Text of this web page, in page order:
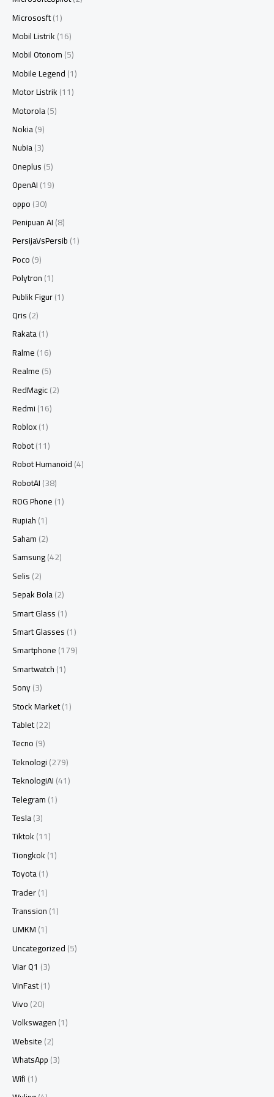
Micrososft(1)
Mobil Listrik(16)
Mobil Otonom(5)
Mobile Legend(1)
Motor Listrik(11)
Motorola(5)
Nokia(9)
Nubia(3)
Oneplus(5)
OpenAI(19)
oppo(30)
Penipuan AI(8)
PersijaVsPersib(1)
Poco(9)
Polytron(1)
Publik Figur(1)
Qris(2)
Rakata(1)
Ralme(16)
Realme(5)
RedMagic(2)
Redmi(16)
Roblox(1)
Robot(11)
Robot Humanoid(4)
RobotAI(38)
ROG Phone(1)
Rupiah(1)
Saham(2)
Samsung(42)
Selis(2)
Sepak Bola(2)
Smart Glass(1)
Smart Glasses(1)
Smartphone(179)
Smartwatch(1)
Sony(3)
Stock Market(1)
Tablet(22)
Tecno(9)
Teknologi(279)
TeknologiAI(41)
Telegram(1)
Tesla(3)
Tiktok(11)
Tiongkok(1)
Toyota(1)
Trader(1)
Transsion(1)
UMKM(1)
Uncategorized(5)
Viar Q1 (3)
VinFast(1)
Vivo(20)
Volkswagen(1)
Website(2)
WhatsApp(3)
Wifi(1)